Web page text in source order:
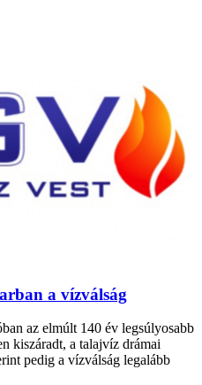
a vízválság
az elmúlt 140 év legsúlyosabb
kiszáradt, a talajvíz drámai
pedig a vízválság legalább